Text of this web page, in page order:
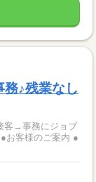
♪残業なし
客→事務にジョブ
お客様のご案内 ●